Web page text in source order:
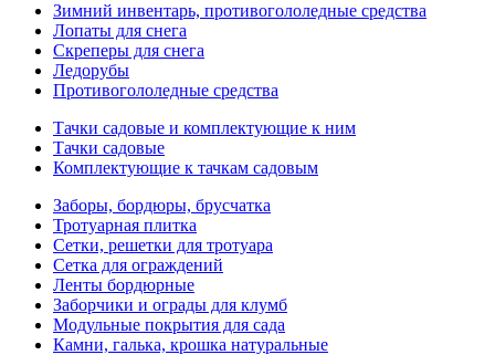
Зимний инвентарь, противогололедные средства
Лопаты для снега
Скреперы для снега
Ледорубы
Противогололедные средства
Тачки садовые и комплектующие к ним
Тачки садовые
Комплектующие к тачкам садовым
Заборы, бордюры, брусчатка
Тротуарная плитка
Сетки, решетки для тротуара
Сетка для ограждений
Ленты бордюрные
Заборчики и ограды для клумб
Модульные покрытия для сада
Камни, галька, крошка натуральные